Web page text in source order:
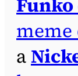
meme
a